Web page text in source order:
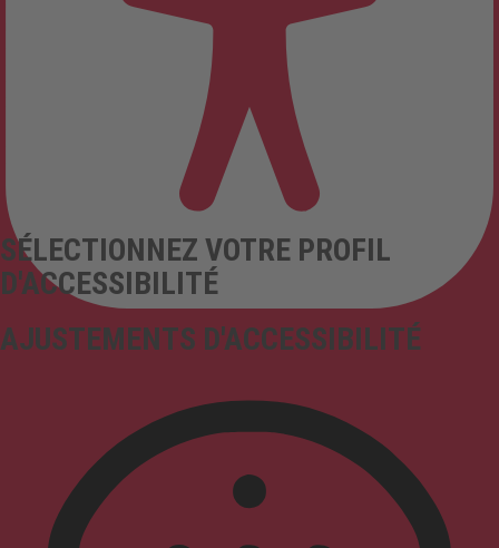
AJUSTEMENTS D'ACCESSIBILITÉ
SÉLECTIONNEZ VOTRE PROFIL
D'ACCESSIBILITÉ